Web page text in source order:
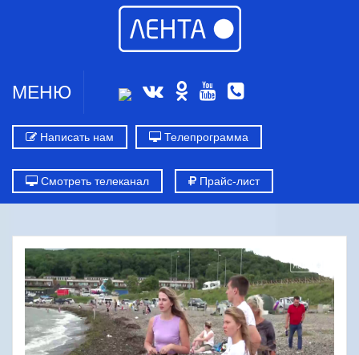
МЕНЮ
Написать нам Телепрограмма
Смотреть телеканал Прайс-лист